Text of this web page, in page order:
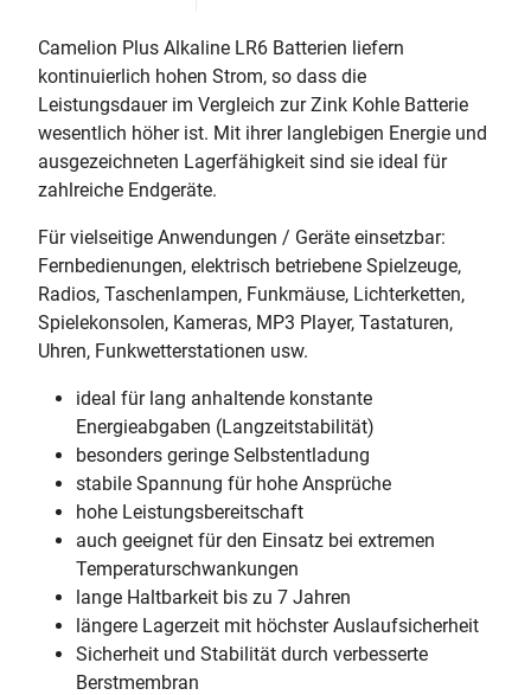
Camelion Plus Alkaline LR6 Batterien liefern
kontinuierlich hohen Strom, so dass die
Leistungsdauer im Vergleich zur Zink Kohle Batterie
wesentlich höher ist. Mit ihrer langlebigen Energie und
ausgezeichneten Lagerfähigkeit sind sie ideal für
zahlreiche Endgeräte.
Für vielseitige Anwendungen / Geräte einsetzbar:
Fernbedienungen, elektrisch betriebene Spielzeuge,
Radios, Taschenlampen, Funkmäuse, Lichterketten,
Spielekonsolen, Kameras, MP3 Player, Tastaturen,
Uhren, Funkwetterstationen usw.
ideal für lang anhaltende konstante
Energieabgaben (Langzeitstabilität)
besonders geringe Selbstentladung
stabile Spannung für hohe Ansprüche
hohe Leistungsbereitschaft
auch geeignet für den Einsatz bei extremen
Temperaturschwankungen
lange Haltbarkeit bis zu 7 Jahren
längere Lagerzeit mit höchster Auslaufsicherheit
Sicherheit und Stabilität durch verbesserte
Berstmembran